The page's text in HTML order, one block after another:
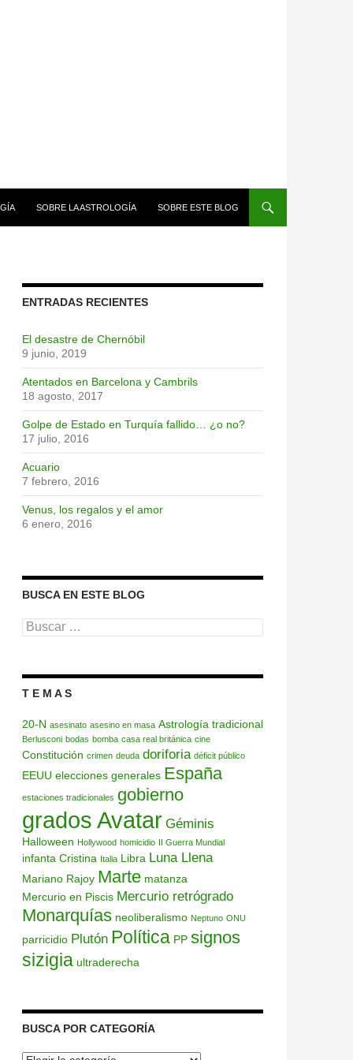
SOBRE LA ASTROLOGÍA SOBRE ESTE BLOG
ENTRADAS RECIENTES
El desastre de Chernóbil
9 junio, 2019
Atentados en Barcelona y Cambrils
18 agosto, 2017
Golpe de Estado en Turquía fallido… ¿o no?
17 julio, 2016
Acuario
7 febrero, 2016
Venus, los regalos y el amor
6 enero, 2016
BUSCA EN ESTE BLOG
Buscar:
T E M A S
20-N asesinato asesino en masa Astrología tradicional
Berlusconi bodas bomba casa real británica cine
Constitución crimen deuda doriforia déficit público
EEUU elecciones generales España
estaciones tradicionales gobierno
grados Avatar Géminis
Halloween Hollywood homicidio II Guerra Mundial
infanta Cristina Italia Libra Luna Llena
Mariano Rajoy Marte matanza
Mercurio en Piscis Mercurio retrógrado
Monarquías neoliberalismo Neptuno ONU
parricidio Plutón Política PP signos
sizigia ultraderecha
BUSCA POR CATEGORÍA